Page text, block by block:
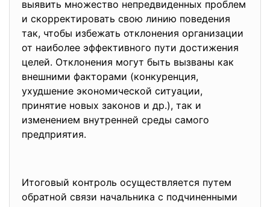
выявить множество непредвиденных проблем
и скорректировать свою линию поведения
так, чтобы избежать отклонения организации
от наиболее эффективного пути достижения
целей. Отклонения могут быть вызваны как
внешними факторами (конкуренция,
ухудшение экономической ситуации,
принятие новых законов и др.), так и
изменением внутренней среды самого
предприятия.
Итоговый контроль осуществляется путем
обратной связи начальника с подчиненными